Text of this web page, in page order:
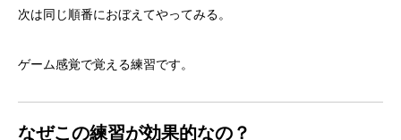
次は同じ順番におぼえてやってみる。
ゲーム感覚で覚える練習です。
なぜこの練習が効果的なの？